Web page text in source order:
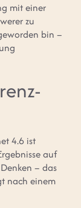
mit einer
zu
bin –
4.6 ist
auf
– das
nach einem